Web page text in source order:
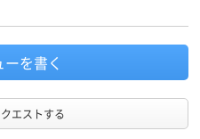
ーを書く
エストする